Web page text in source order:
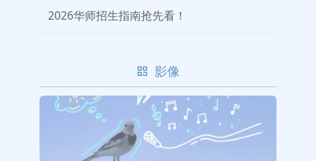
2026华师招生指南抢先看！
影像